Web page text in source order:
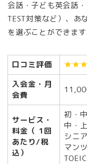
会話・子ども英会話
TEST対策など）、あ
を選ぶことができます
口コミ評価
入会金・月
会費
サービス・
料金（ 1回
あたり/税
込）
初・
中・
シニ
マン